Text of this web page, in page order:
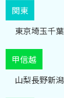
関東
東京埼玉千葉
甲信越
山梨長野新潟